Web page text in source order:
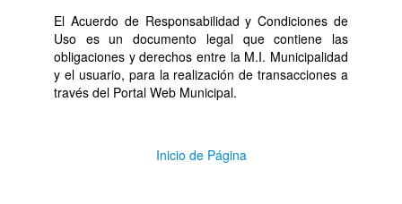
El Acuerdo de Responsabilidad y Condiciones de
Uso es un documento legal que contiene las
obligaciones y derechos entre la M.I. Municipalidad
y el usuario, para la realización de transacciones a
través del Portal Web Municipal.
Inicio de Página